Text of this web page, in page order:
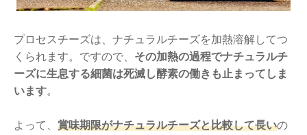
プロセスチーズは、ナチュラルチーズを加熱溶解してつ
くられます。ですので、 その加熱の過程でナチュラルチ
ーズに生息する細菌は死滅し酵素の働きも止まってしま
います。
よって、 賞味期限がナチュラルチーズと比較して長いの